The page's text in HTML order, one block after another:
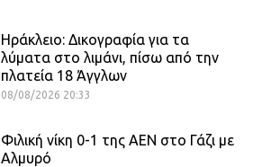
Ηράκλειο: Δικογραφία για τα
λύματα στο λιμάνι, πίσω από την
πλατεία 18 Άγγλων
08/08/2026 20:33
Φιλική νίκη 0-1 της ΑΕΝ στο Γάζι με
Αλμυρό